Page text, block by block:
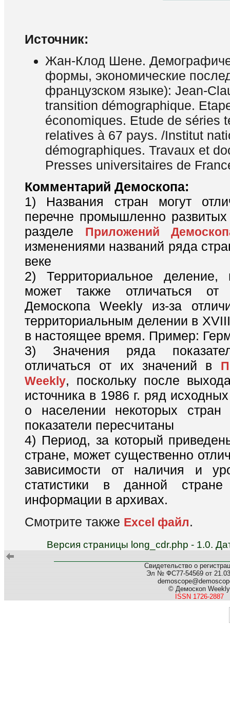
Источник:
Жан-Клод Шене.
формы, экономические
французском языке): Jean-
transition démographique.
économiques. Etude de séries
relatives à 67 pays. /Institut
démographiques. Travaux et
Presses universitaires de
Комментарий Демоскопа:
1) Названия стран могут
перечне промышленно
разделе Приложений
изменениями названий ряда
веке
2) Территориальное деление,
может также отличаться от
Демоскопа Weekly из-за
территориальным делении в
в настоящее время. Пример:
3) Значения ряда
отличаться от их значений в
Weekly, поскольку после
источника в 1986 г. ряд
о населении некоторых
показатели пересчитаны
4) Период, за который
стране, может существенно
зависимости от наличия и
статистики в данной
информации в архивах.
Смотрите также Excel файл.
Версия страницы long_cdr.php - 1.0.
Свидетельство о
Эл № ФС77-54569 от
© Демоскоп Weekly
ISSN 1726-2887